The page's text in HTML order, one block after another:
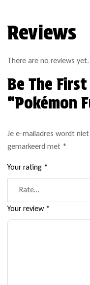
Reviews
There are no reviews yet.
Be The
“Pokémon
Je e-mailadres wordt
gemarkeerd met *
Your rating *
Your review *